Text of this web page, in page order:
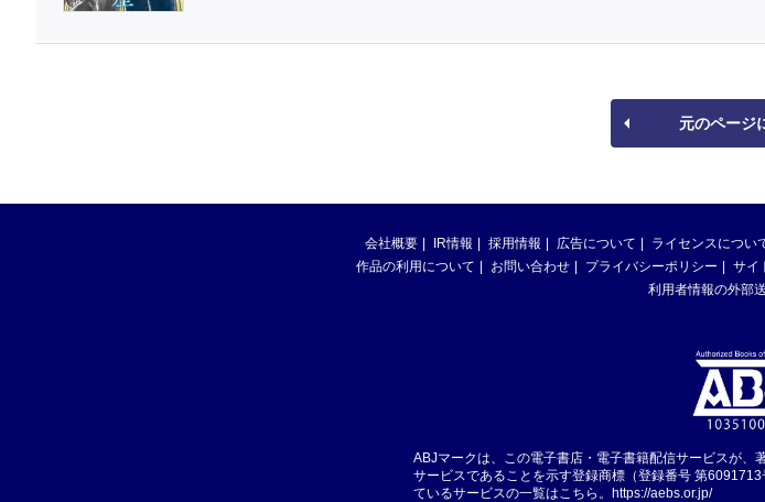
元のページ
会社概要 IR情報 採用情報 広告について ライセンスについ
作品の利用について
お問い合わせ プライバシーポリシー サイ
利用者情報の外部
ABJマークは、この電子書店・電子書籍配信サービスが、
サービスであることを示す登録商標（登録番号 第
ているサービスの一覧はこちら。 https://aebs.or.jp/